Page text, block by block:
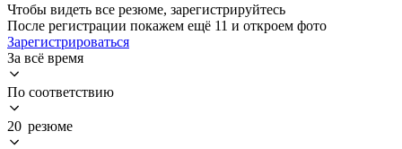
Чтобы видеть все резюме, зарегистрируйтесь
После регистрации покажем ещё 11 и откроем фото
Зарегистрироваться
За всё время
По соответствию
20 резюме